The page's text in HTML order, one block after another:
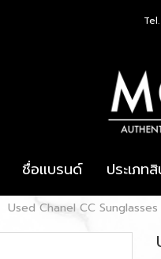
ชื่อแบรนด์ ประเภท
Used Chanel CC